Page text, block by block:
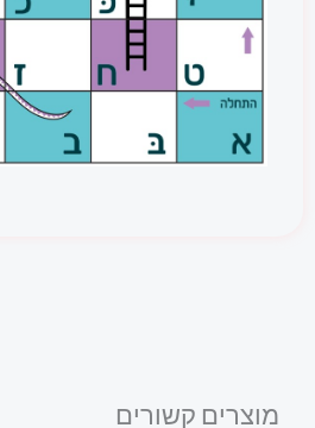
מוצרים קשורים